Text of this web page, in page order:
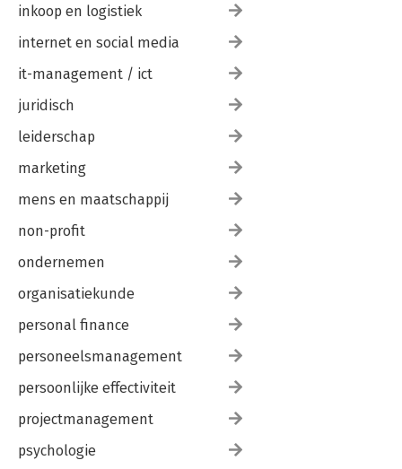
inkoop en logistiek
internet en social media
it-management / ict
juridisch
leiderschap
marketing
mens en maatschappij
non-profit
ondernemen
organisatiekunde
personal finance
personeelsmanagement
persoonlijke effectiviteit
projectmanagement
psychologie